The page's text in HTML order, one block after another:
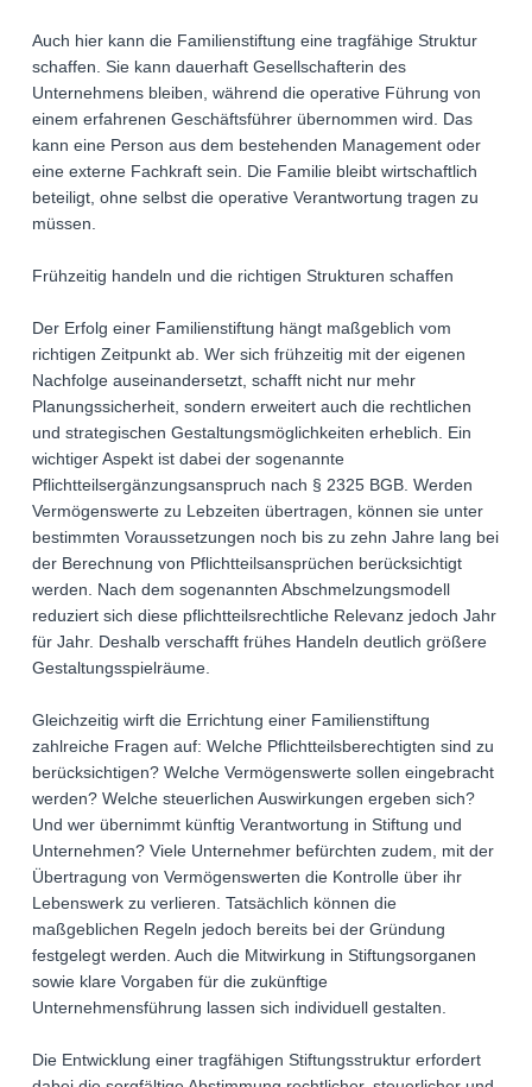
Auch hier kann die Familienstiftung eine tragfähige Struktur
schaffen. Sie kann dauerhaft Gesellschafterin des
Unternehmens bleiben, während die operative Führung von
einem erfahrenen Geschäftsführer übernommen wird. Das
kann eine Person aus dem bestehenden Management oder
eine externe Fachkraft sein. Die Familie bleibt wirtschaftlich
beteiligt, ohne selbst die operative Verantwortung tragen zu
müssen.
Frühzeitig handeln und die richtigen Strukturen schaffen
Der Erfolg einer Familienstiftung hängt maßgeblich vom
richtigen Zeitpunkt ab. Wer sich frühzeitig mit der eigenen
Nachfolge auseinandersetzt, schafft nicht nur mehr
Planungssicherheit, sondern erweitert auch die rechtlichen
und strategischen Gestaltungsmöglichkeiten erheblich. Ein
wichtiger Aspekt ist dabei der sogenannte
Pflichtteilsergänzungsanspruch nach § 2325 BGB. Werden
Vermögenswerte zu Lebzeiten übertragen, können sie unter
bestimmten Voraussetzungen noch bis zu zehn Jahre lang bei
der Berechnung von Pflichtteilsansprüchen berücksichtigt
werden. Nach dem sogenannten Abschmelzungsmodell
reduziert sich diese pflichtteilsrechtliche Relevanz jedoch Jahr
für Jahr. Deshalb verschafft frühes Handeln deutlich größere
Gestaltungsspielräume.
Gleichzeitig wirft die Errichtung einer Familienstiftung
zahlreiche Fragen auf: Welche Pflichtteilsberechtigten sind zu
berücksichtigen? Welche Vermögenswerte sollen eingebracht
werden? Welche steuerlichen Auswirkungen ergeben sich?
Und wer übernimmt künftig Verantwortung in Stiftung und
Unternehmen? Viele Unternehmer befürchten zudem, mit der
Übertragung von Vermögenswerten die Kontrolle über ihr
Lebenswerk zu verlieren. Tatsächlich können die
maßgeblichen Regeln jedoch bereits bei der Gründung
festgelegt werden. Auch die Mitwirkung in Stiftungsorganen
sowie klare Vorgaben für die zukünftige
Unternehmensführung lassen sich individuell gestalten.
Die Entwicklung einer tragfähigen Stiftungsstruktur erfordert